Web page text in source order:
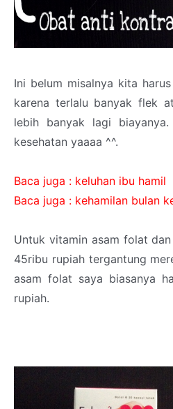
Ini belum misalnya kita
karena terlalu banyak flek
lebih banyak lagi
kesehatan yaaaa ^^.
Baca juga : keluhan ibu hamil
Baca juga : kehamilan bulan
Untuk vitamin asam folat
45ribu rupiah tergantung
asam folat saya biasanya
rupiah.